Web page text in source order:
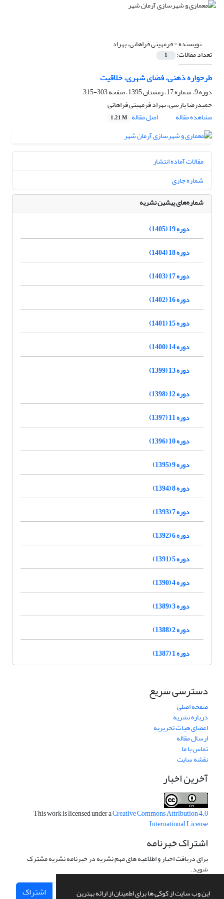
این وب سایت از کوکی ها برای اطمینان از ارائه بهترین
نویسنده =فرمهینی فراهانی، بهراد
تعداد مقالات: 1
طرحواره‌ ذهنی، فضای شهری، خلاقیت
دوره 9، شماره 17، زمستان 1395، صفحه
303-315
حمیدرضا پارسی، بهراد فرمهینی فراهانی
مشاهده مقاله
اصل مقاله 1.21 M
مقالات آماده انتشار
شماره جاری
شماره‌های پیشین نشریه
دوره 19 (1405)
دوره 18 (1404)
دوره 17 (1403)
دوره 16 (1402)
دوره 15 (1401)
دوره 14 (1400)
دوره 13 (1399)
دوره 12 (1398)
دوره 11 (1397)
دوره 10 (1396)
دوره 9 (1395)
دوره 8 (1394)
دوره 7 (1393)
دوره 6 (1392)
دوره 5 (1391)
دوره 4 (1390)
دوره 3 (1389)
دوره 2 (1388)
دوره 1 (1387)
دسترسی سریع
صفحه اصلی
درباره نشریه
اعضای هیات تحریریه
ارسال مقاله
تماس با ما
نقشه سایت
آخرین اخبار
This work is licensed under aCreative Commons Attribution 4.0
International License
.
اشتراک خبرنامه
برای دریافت اخبار و اطلاعیه های مهم نشریه در خبرنامه نشریه مشترک
شوید.
اشتراک